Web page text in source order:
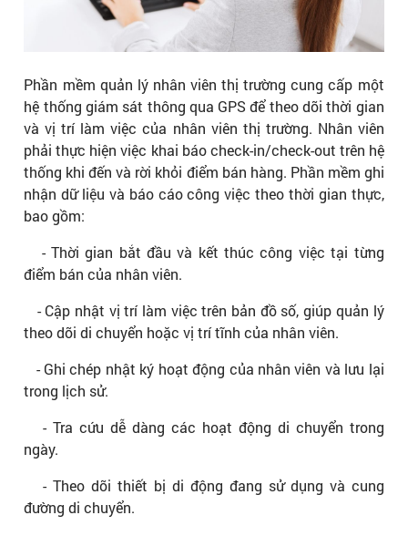
Phần mềm quản lý nhân viên thị trường cung cấp một
hệ thống giám sát thông qua GPS để theo dõi thời gian
và vị trí làm việc của nhân viên thị trường. Nhân viên
phải thực hiện việc khai báo check-in/check-out trên hệ
thống khi đến và rời khỏi điểm bán hàng. Phần mềm ghi
nhận dữ liệu và báo cáo công việc theo thời gian thực,
bao gồm:
- Thời gian bắt đầu và kết thúc công việc tại từng
điểm bán của nhân viên.
- Cập nhật vị trí làm việc trên bản đồ số, giúp quản lý
theo dõi di chuyển hoặc vị trí tĩnh của nhân viên.
- Ghi chép nhật ký hoạt động của nhân viên và lưu lại
trong lịch sử.
- Tra cứu dễ dàng các hoạt động di chuyển trong
ngày.
- Theo dõi thiết bị di động đang sử dụng và cung
đường di chuyển.